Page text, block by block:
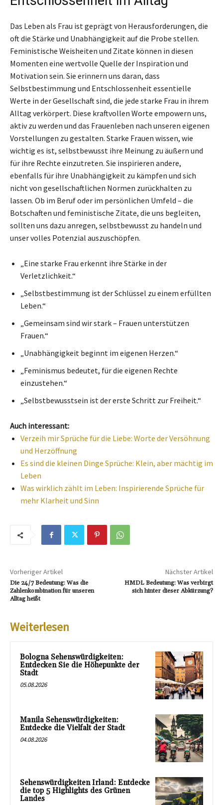
Das Leben als Frau ist geprägt von Herausforderungen, die
oft die Stärke und Unabhängigkeit auf die Probe stellen.
Feministische Weisheiten und Zitate können in diesen
Momenten eine wertvolle Quelle der Inspiration und
Motivation sein. Sie erinnern uns daran, dass
Selbstbestimmung und Entschlossenheit essentielle
Werte in der Gesellschaft sind, die jede starke Frau in ihrem
Alltag verkörpert. Diese kraftvollen Worte empowern uns,
aktiv zu werden und das Frauenleben nach unseren eigenen
Vorstellungen zu gestalten. Starke Frauen wissen, wie
wichtig es ist, selbstbewusst ihre Meinung zu äußern und
für ihre Rechte einzutreten. Sie inspirieren andere,
ebenfalls für ihre Unabhängigkeit zu kämpfen und sich
nicht von gesellschaftlichen Normen zurückhalten zu
lassen. Ob im Beruf oder im persönlichen Umfeld – die
Botschaften und feministische Zitate, die uns begleiten,
sollten uns dazu anregen, selbstbewusst zu handeln und
unser volles Potenzial auszuschöpfen.
„Eine starke Frau erkennt ihre Stärke in der
Verletzlichkeit.“
„Selbstbestimmung ist der Schlüssel zu einem erfüllten
Leben.“
„Gemeinsam sind wir stark – Frauen unterstützen
Frauen.“
„Unabhängigkeit beginnt im eigenen Herzen.“
„Feminismus bedeutet, für die eigenen Rechte
einzustehen.“
„Selbstbewusstsein ist der erste Schritt zur Freiheit.“
Auch interessant:
Verzeih mir Sprüche für die Liebe: Worte der Versöhnung
und Herzöffnung
Es sind die kleinen Dinge Sprüche: Klein, aber mächtig im
Leben
Was wirklich zählt im Leben: Inspirierende Sprüche für
mehr Klarheit und Sinn
Vorheriger Artikel
Die 24/7 Bedeutung: Was die
Zahlenkombination für unseren
Alltag heißt
Nächster Artikel
HMDL Bedeutung: Was verbirgt
sich hinter dieser Abkürzung?
Weiterlesen
Bologna Sehenswürdigkeiten:
Entdecken Sie die Höhepunkte der
Stadt
05.08.2026
Manila Sehenswürdigkeiten:
Entdecke die Vielfalt der Stadt
04.08.2026
Sehenswürdigkeiten Irland: Entdecke
die top 5 Highlights des Grünen
Landes